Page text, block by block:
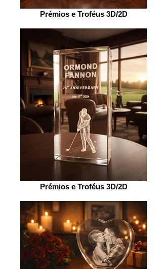
Prémios e Troféus 3D/2D
Prémios e Troféus 3D/2D